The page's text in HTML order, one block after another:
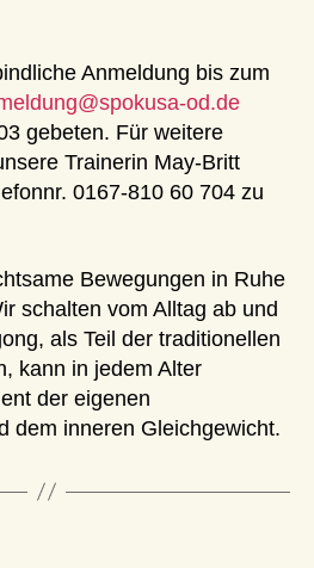
Anmeldung bis zum
od.de
gebeten. Für weitere
Trainerin May-Britt
0167-810 60 704 zu
Bewegungen in Ruhe
schalten vom Alltag ab und
als Teil der traditionellen
kann in jedem Alter
der eigenen
dem inneren Gleichgewicht.